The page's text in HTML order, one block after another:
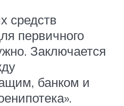
средств
первичного
Заключается
банком и